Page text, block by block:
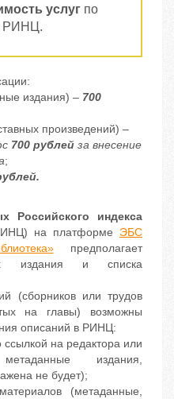
услуг по
РИНЦ.
издания) – 700
произведений) –
700 рублей за внесение
;
.
Российского индекса
на платформе ЭБС
предполагает
издания и списка
(сборников или трудов
на главы) возможны
описаний в РИНЦ:
на редактора или
издания,
не будет);
(метаданные,